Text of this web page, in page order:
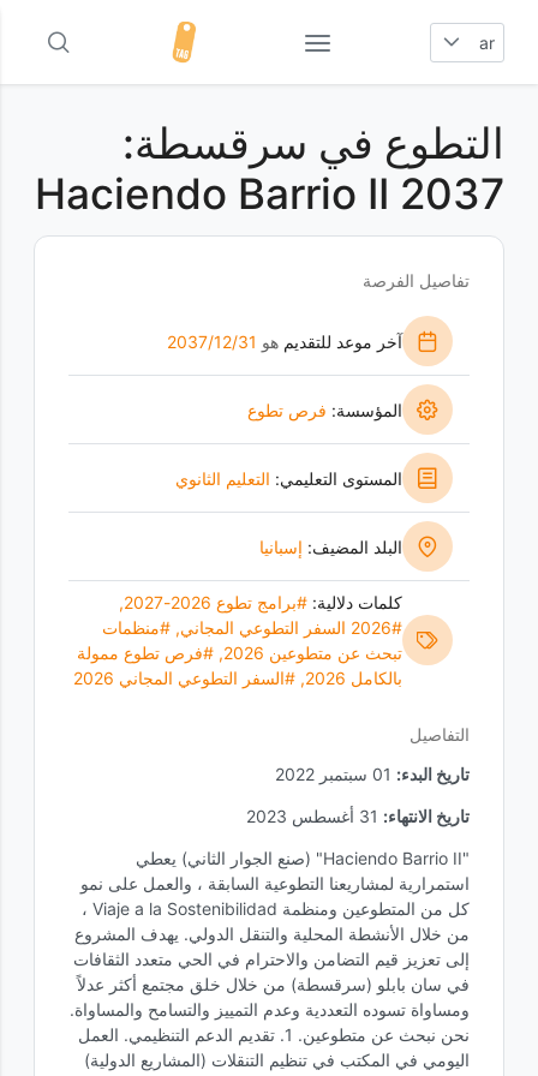
ar
التطوع في سرقسطة:
Haciendo Barrio II 2037
تفاصيل الفرصة
آخر موعد للتقديم هو 31‏/12‏/2037
المؤسسة: فرص تطوع
المستوى التعليمي: التعليم الثانوي
البلد المضيف: إسبانيا
كلمات دلالية: #برامج تطوع 2026-2027
,
#2026 السفر التطوعي المجاني
, #منظمات
تبحث عن متطوعين 2026
, #فرص تطوع ممولة
بالكامل 2026
, #السفر التطوعي المجاني 2026
التفاصيل
تاريخ البدء:
تاريخ الانتهاء:
"Haciendo Barrio II" (صنع الجوار الثاني) يعطي
استمرارية لمشاريعنا التطوعية السابقة ، والعمل على نمو
كل من المتطوعين ومنظمة Viaje a la Sostenibilidad ،
من خلال الأنشطة المحلية والتنقل الدولي. يهدف المشروع
إلى تعزيز قيم التضامن والاحترام في الحي متعدد الثقافات
في سان بابلو (سرقسطة) من خلال خلق مجتمع أكثر عدلاً
ومساواة تسوده التعددية وعدم التمييز والتسامح والمساواة.
نحن نبحث عن متطوعين. 1. تقديم الدعم التنظيمي. العمل
اليومي في المكتب في تنظيم التنقلات (المشاريع الدولية)